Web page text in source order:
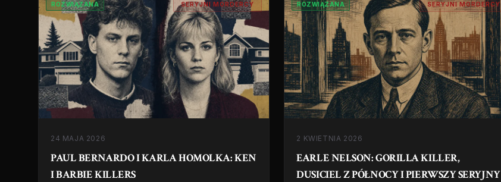
ROZWIĄZANA SERYJNI MORDERCY
24 MAJA 2026
PAUL BERNARDO I KARLA HOMOLKA: KEN
I BARBIE KILLERS
ROZWIĄZANA SERYJNI MORDERCY
2 KWIETNIA 2026
EARLE NELSON: GORILLA KILLER,
DUSICIEL Z PÓŁNOCY I PIERWSZY SERYJNY